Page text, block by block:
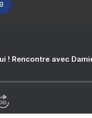
! Rencontre avec